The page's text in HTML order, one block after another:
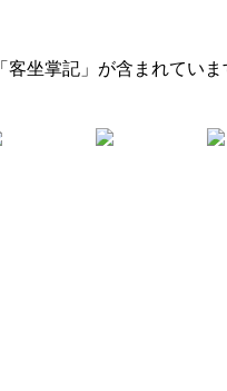
坐掌記」が含まれていま